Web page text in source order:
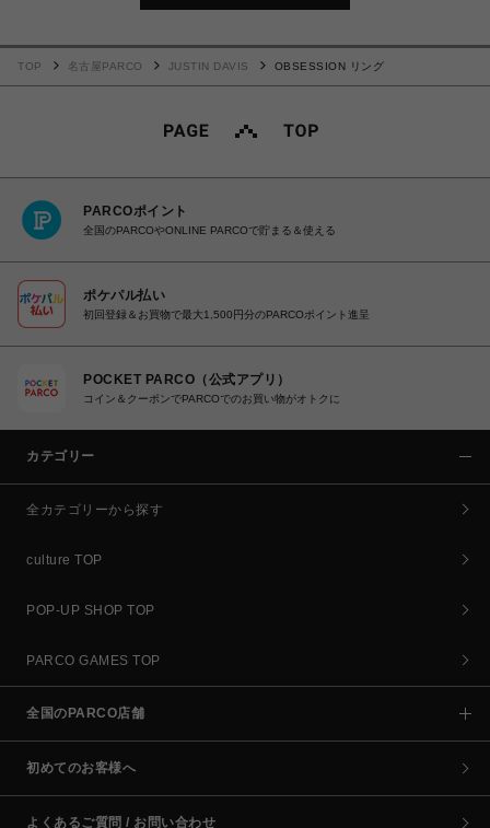
TOP 名古屋PARCO JUSTIN DAVIS OBSESSION リング
PARCOポイント
全国のPARCOやONLINE PARCOで貯まる＆使える
ポケパル払い
初回登録＆お買物で最大1,500円分のPARCOポイント進呈
POCKET PARCO（公式アプリ）
コイン＆クーポンでPARCOでのお買い物がオトクに
カテゴリー
全カテゴリーから探す
culture TOP
POP-UP SHOP TOP
PARCO GAMES TOP
全国のPARCO店舗
初めてのお客様へ
よくあるご質問 / お問い合わせ